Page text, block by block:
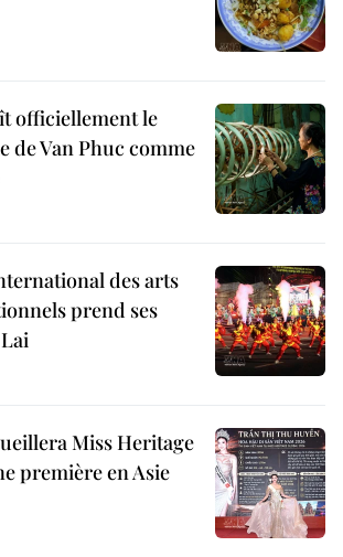
officiellement le
de Van Phuc comme
des arts
prend ses
Miss Heritage
première en Asie